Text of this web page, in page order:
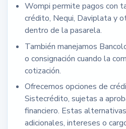
Wompi permite pagos con
crédito, Nequi, Daviplata y
dentro de la pasarela.
También manejamos
o consignación cuando la
cotización.
Ofrecemos opciones de
Sistecrédito, sujetas a
financiero. Estas
adicionales, intereses o